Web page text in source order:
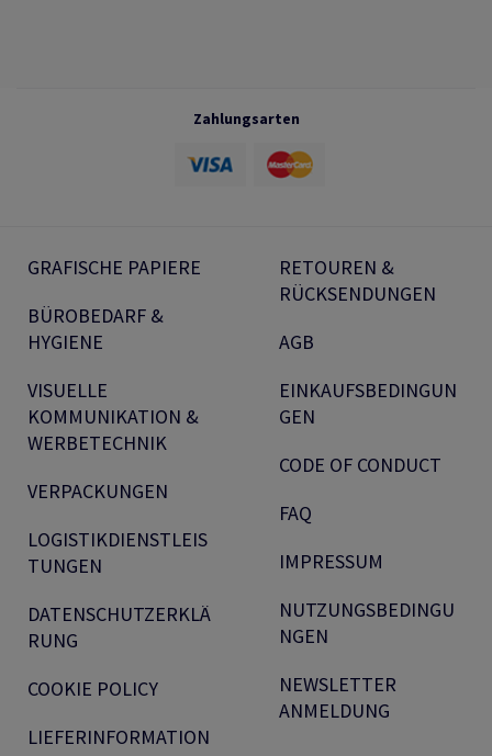
Zahlungsarten
GRAFISCHE PAPIERE
BÜROBEDARF &
HYGIENE
VISUELLE
KOMMUNIKATION &
WERBETECHNIK
VERPACKUNGEN
LOGISTIKDIENSTLEIS
TUNGEN
DATENSCHUTZERKLÄ
RUNG
COOKIE POLICY
LIEFERINFORMATION
RETOUREN &
RÜCKSENDUNGEN
AGB
EINKAUFSBEDINGUN
GEN
CODE OF CONDUCT
FAQ
IMPRESSUM
NUTZUNGSBEDINGU
NGEN
NEWSLETTER
ANMELDUNG